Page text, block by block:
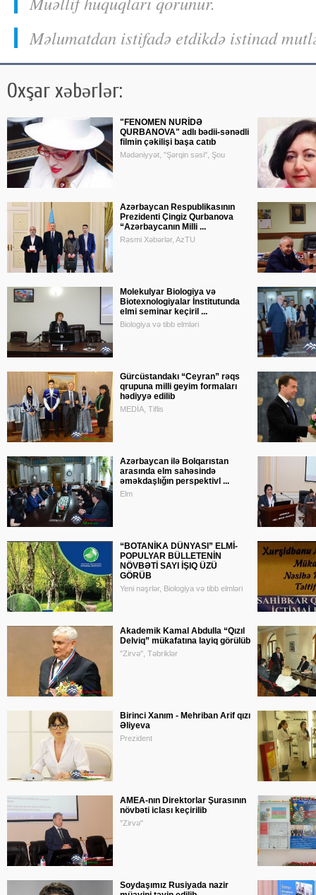
Məlumatdan istifadə etdikdə istinad
Oxşar xəbərlər:
"FENOMEN NURİDƏ
QURBANOVA" adlı bədii-sənədli
filmin çəkilişi başa catıb
Mədəniyyət, "Şərqin səsi", Şou
Azərbaycan Respublikasının
Prezidenti Çingiz Qurbanova
“Azərbaycanın Milli ...
Rəsmi Xəbərlər, AzTU
Molekulyar Biologiya və
Biotexnologiyalar İnstitutunda
elmi seminar keçiril ...
Biologiya və tibb elmləri
Gürcüstandakı “Ceyran” rəqs
qrupuna milli geyim formaları
hədiyyə edilib
MEDİA, Tiflis
​Azərbaycan ilə Bolqarıstan
arasında elm sahəsində
əməkdaşlığın perspektivl ...
Elm
“BOTANİKA DÜNYASI” ELMİ-
POPULYAR BÜLLETENİN
NÖVBƏTİ SAYI İŞIQ ÜZÜ
GÖRÜB
Yeni nəşrlər, Biologiya və tibb elmləri
Akademik Kamal Abdulla “Qızıl
Delviq” mükafatına layiq görülüb
"Zirvə", Təbriklər
Birinci Xanım - Mehriban Arif qızı
Əliyeva
Prezident
AMEA-nın Direktorlar Şurasının
növbəti iclası keçirilib
"Zirvə"
Soydaşımız Rusiyada nazir